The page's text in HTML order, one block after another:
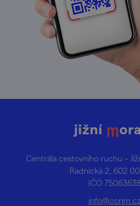
Centrála cestovního ruchu –
Radnická 2, 602
IČO
info@ccrjm.cz